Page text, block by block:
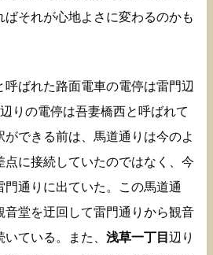
ばそれが心地よさに変わるのかも
ばれた路面電車の電停は雷門辺
りの電停は吾妻橋西と呼ばれて
ができる前は、馬道通りは今のよ
点に接続していたのではなく、今
通りに出ていた。この馬道通
音堂を迂回して雷門通りから観音
ている。また、 浅草一丁目 辺り